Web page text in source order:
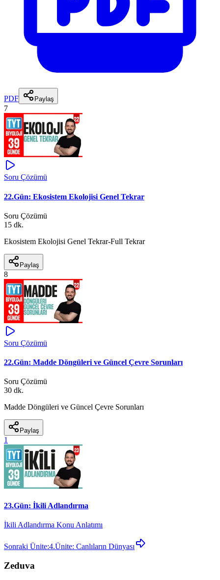
PDF Paylaş
7
Soru Çözümü
22.Gün: Ekosistem Ekolojisi Genel Tekrar
Soru Çözümü
15 dk.
Ekosistem Ekolojisi Genel Tekrar-Full Tekrar
Paylaş
8
Soru Çözümü
22.Gün: Madde Döngüleri ve Güncel Çevre Sorunları
Soru Çözümü
30 dk.
Madde Döngüleri ve Güncel Çevre Sorunları
Paylaş
1
23.Gün: İkili Adlandırma
İkili Adlandırma Konu Anlatımı
Sonraki Ünite:4.Ünite: Canlıların Dünyası
Zeduva